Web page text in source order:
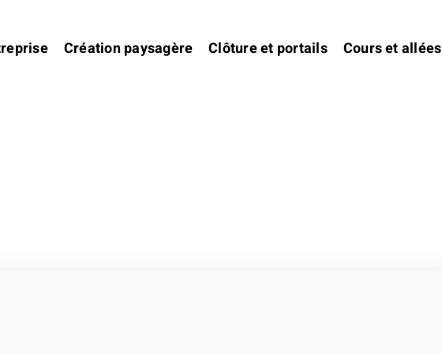
Création paysagère Clôture et portails Cours et allées